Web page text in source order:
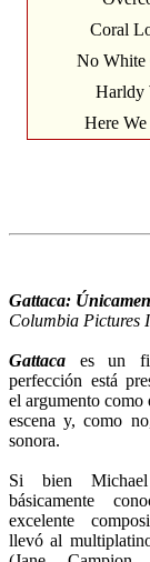
Coral
No White
Harldy
Here
Gattaca:
Columbia Pictures
Gattaca es un
perfección está
el argumento como
escena y, como
sonora.
Si bien
básicamente
excelente
llevó al